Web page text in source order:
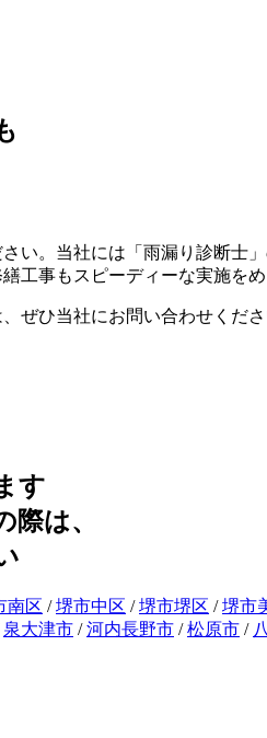
い。当社には「雨漏り診断士
工事もスピーディーな実施をめ
ぜひ当社にお問い合わせくださ
す
は、
南区 /堺市中区 /堺市堺区 /堺市
泉大津市 /河内長野市 /松原市 /